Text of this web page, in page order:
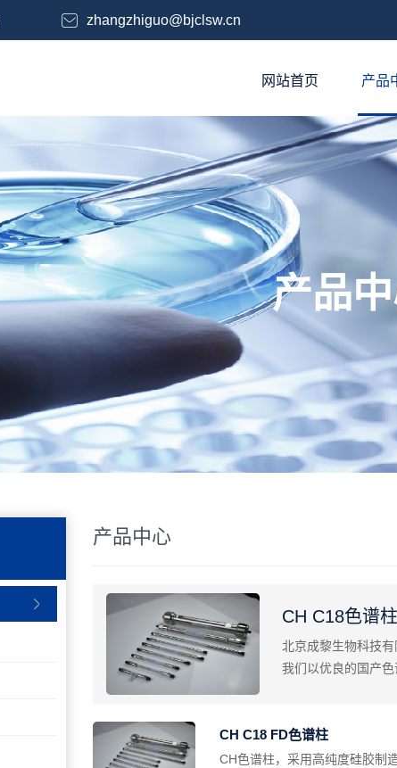
zhangzhiguo@bjclsw.cn
网站首页 产品
产品
产品中心
CH C18色谱
北京成黎生物科技
我们以优良的国产
CH C18 FD色谱柱
​CH色谱柱，采⽤⾼纯度硅胶制